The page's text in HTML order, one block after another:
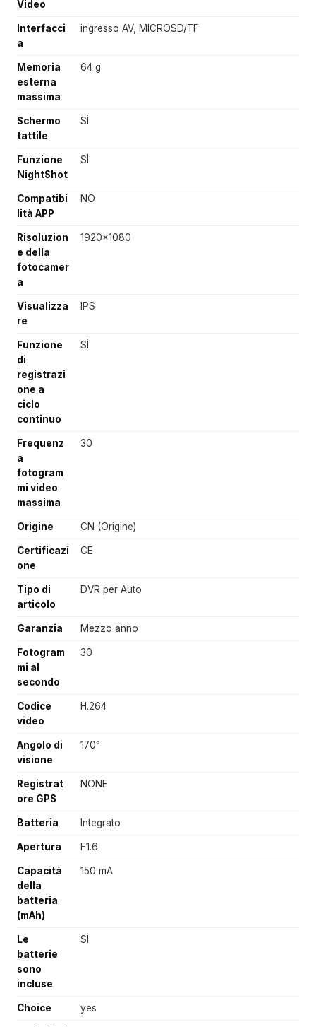
Video
Interfacci
a
ingresso AV, MICROSD/TF
Memoria
esterna
massima
64 g
Schermo
tattile
SÌ
Funzione
NightShot
SÌ
Compatibi
lità APP
NO
Risoluzion
e della
fotocamer
a
1920x1080
Visualizza
re
IPS
Funzione
di
registrazi
one a
ciclo
continuo
SÌ
Frequenz
a
fotogram
mi video
massima
30
Origine CN (Origine)
Certificazi
one
CE
Tipo di
articolo
DVR per Auto
Garanzia Mezzo anno
Fotogram
mi al
secondo
30
Codice
video
H.264
Angolo di
visione
170°
Registrat
ore GPS
NONE
Batteria Integrato
Apertura F1.6
Capacità
della
batteria
(mAh)
150 mA
Le
batterie
sono
incluse
SÌ
Choice yes